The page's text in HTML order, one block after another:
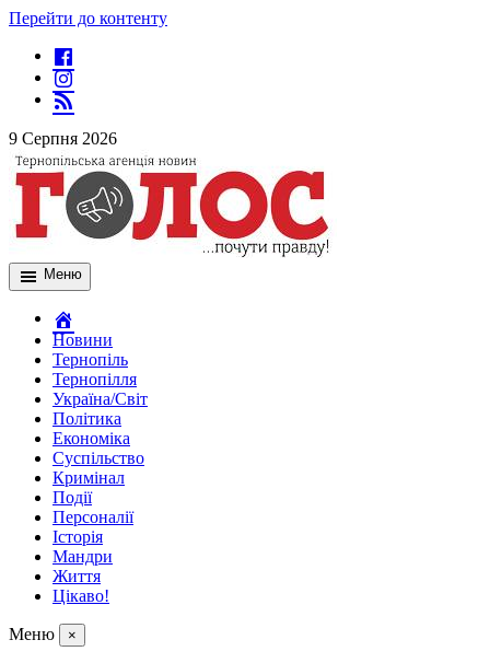
Перейти до контенту
9 Серпня 2026
Меню
Новини
Тернопіль
Тернопілля
Україна/Світ
Політика
Економіка
Суспільство
Кримінал
Події
Персоналії
Історія
Мандри
Життя
Цікаво!
Меню ×